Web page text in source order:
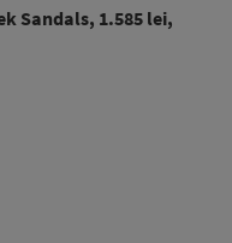
Sandals, 1.585 lei,